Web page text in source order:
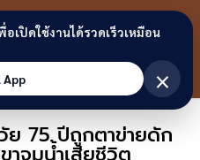
ขอนแก่น
ลิงก์
75 ปีถูกตาข่ายดัก
เปิดใช้งานได้รวดเร็วเหมือน
App
×